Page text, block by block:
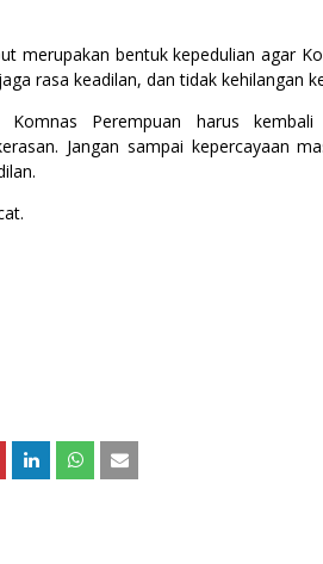
merupakan bentuk kepedulian agar
rasa keadilan, dan tidak kehilangan
Komnas Perempuan harus
Jangan sampai kepercayaan